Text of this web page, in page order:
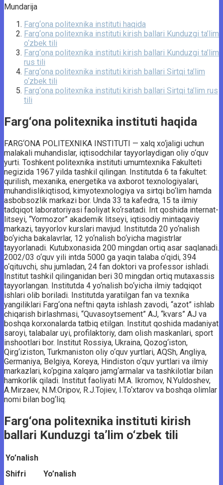
Mundarija
Farg‘ona politexnika instituti haqida
Farg‘ona politexnika instituti kirish ballari Kunduzgi ta’lim
o‘zbek tili
Farg‘ona politexnika instituti kirish ballari Kunduzgi ta’lim
rus tili
Farg‘ona politexnika instituti kirish ballari Sirtqi ta’lim
o‘zbek tili
Farg‘ona politexnika instituti kirish ballari Sirtqi ta’lim rus
tili
Farg‘ona politexnika instituti haqida
FARG‘ONA POLITEXNIKA INSTITUTI — xalq xo‘jaligi uchun
malakali muhandislar, iqtisodchilar tayyorlaydigan oliy o‘quv
yurti. Toshkent politexnika instituti umumtexnika Fakulteti
negizida 1967 yilda tashkil qilingan. Institutda 6 ta fakultet:
qurilish, mexanika, energetika va axborot texnologiyalari,
muhandislikiqtisod, kimyotexnologiya va sirtqi bo‘lim hamda
asbobsozlik markazi bor. Unda 33 ta kafedra, 15 ta ilmiy
tadqiqot laboratoriyasi faoliyat ko‘rsatadi. Int qoshida internat-
litseyi, “Yormozor” akademik litseyi, iqtisodiy mintaqaviy
markazi, tayyorlov kurslari mavjud. Institutda 20 yo‘nalish
bo‘yicha bakalavrlar, 12 yo‘nalish bo‘yicha magistrlar
tayyorlanadi. Kutubxonasida 200 mingdan ortiq asar saqlanadi.
2002/03 o‘quv yili intda 5000 ga yaqin talaba o‘qidi, 394
o‘qituvchi, shu jumladan, 24 fan doktori va professor ishladi.
Institut tashkil qilinganidan beri 30 mingdan ortiq mutaxassis
tayyorlangan. Institutda 4 yo‘nalish bo‘yicha ilmiy tadqiqot
ishlari olib boriladi. Institutda yaratilgan fan va texnika
yangiliklari Farg‘ona neftni qayta ishlash zavodi, “azot” ishlab
chiqarish birlashmasi, “Quvasoytsement” AJ, “kvars” AJ va
boshqa korxonalarda tatbiq etilgan. Institut qoshida madaniyat
saroyi, talabalar uyi, profilaktoriy, dam olish maskanlari, sport
inshootlari bor. Institut Rossiya, Ukraina, Qozog‘iston,
Qirg‘iziston, Turkmaniston oliy o‘quv yurtlari, AQSh, Angliya,
Germaniya, Belgiya, Koreya, Hindiston o‘quv yurtlari va ilmiy
markazlari, ko‘pgina xalqaro jamg‘armalar va tashkilotlar bilan
hamkorlik qiladi. Institut faoliyati M.A. Ikromov, N.Yuldoshev,
A.Mirzaev, N.M.Oripov, R.J.Tojiev, I.To‘xtarov va boshqa olimlar
nomi bilan bog‘liq.
Farg‘ona politexnika instituti kirish
ballari Kunduzgi ta’lim o‘zbek tili
Yo’nalish
Shifri
Yo’nalish